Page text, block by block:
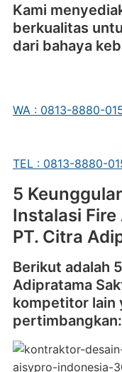
Kami
berkualitas
dari bahaya
WA : 0813-8880-
TEL : 0813-8880-
5
Instalasi Fire
PT. Citra
Berikut adalah
Adipratama
kompetitor lain
pertimbangkan: